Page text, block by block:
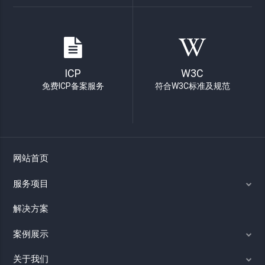
ICP
免费ICP备案服务
W3C
符合W3C标准及规范
网站首页
服务项目
解决方案
案例展示
关于我们